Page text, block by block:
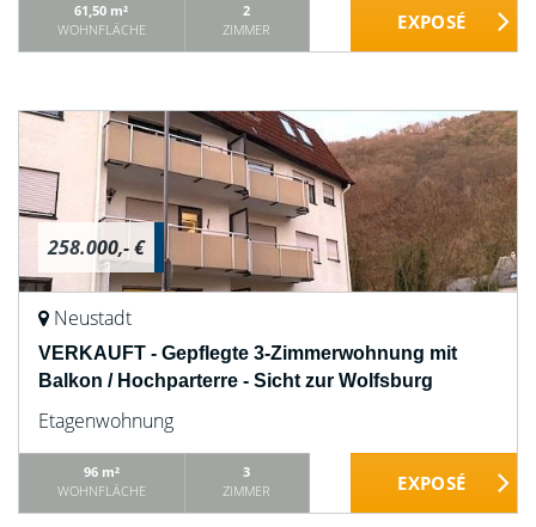
61,50 m²
WOHNFLÄCHE
2
ZIMMER
258.000,- €
Neustadt
VERKAUFT - Gepflegte 3-Zimmerwohnung mit
Balkon / Hochparterre - Sicht zur Wolfsburg
Etagenwohnung
96 m²
WOHNFLÄCHE
3
ZIMMER